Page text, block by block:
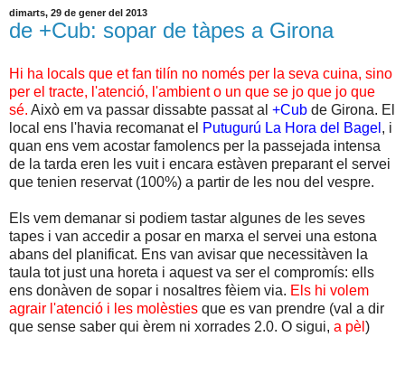
dimarts, 29 de gener del 2013
de +Cub: sopar de tàpes a Girona
Hi ha locals que et fan tilín no només per la seva cuina, sino
per el tracte, l'atenció, l'ambient o un que se jo que jo que
sé. Això em va passar dissabte passat al +Cub de Girona. El
local ens l'havia recomanat el Putugurú La Hora del Bagel , i
quan ens vem acostar famolencs per la passejada intensa
de la tarda eren les vuit i encara estàven preparant el servei
que tenien reservat (100%) a partir de les nou del vespre.
Els vem demanar si podiem tastar algunes de les seves
tapes i van accedir a posar en marxa el servei una estona
abans del planificat. Ens van avisar que necessitàven la
taula tot just una horeta i aquest va ser el compromís: ells
ens donàven de sopar i nosaltres fèiem via. Els hi volem
agrair l'atenció i les molèsties que es van prendre (val a dir
que sense saber qui èrem ni xorrades 2.0. O sigui, a pèl )